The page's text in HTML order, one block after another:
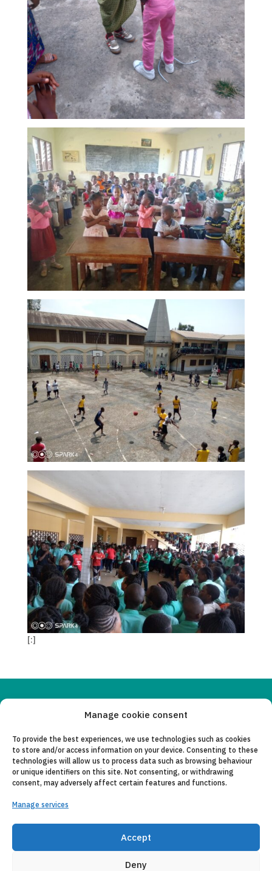
Manage cookie consent
To provide the best experiences, we use technologies such as cookies
to store and/or access information on your device. Consenting to these
technologies will allow us to process data such as browsing behaviour
or unique identifiers on this site. Not consenting, or withdrawing
consent, may adversely affect certain features and functions.
Manage services
Accept
Deny
[:]
LEGAL NOTICE
PRIVACY POLICY
COLLABORATING ENTITIES
E-MAIL